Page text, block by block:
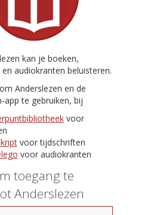
kan je boeken,
audiokranten beluisteren.
Anderslezen en de
app te gebruiken, bij
voor
voor tijdschriften
voor audiokranten
toegang te
Anderslezen